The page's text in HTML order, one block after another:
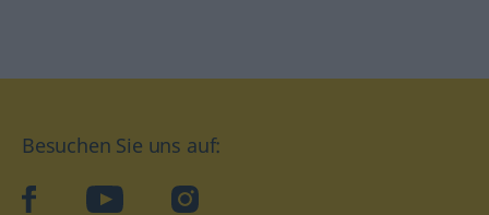
Besuchen Sie uns auf:
facebookYouTube Instagram